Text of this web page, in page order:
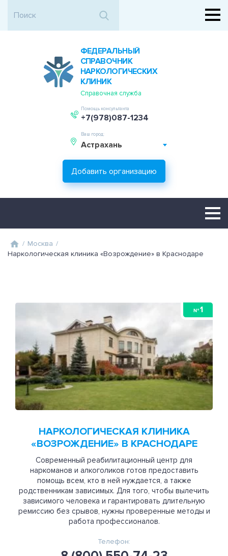
ФЕДЕРАЛЬНЫЙ
СПРАВОЧНИК
НАРКОЛОГИЧЕСКИХ
КЛИНИК
Справочная служба
Помощь консультанта
+7(978)087-1234
Ваш город:
Астрахань
Добавить организацию
/ Москва /
Наркологическая клиника «Возрождение» в Краснодаре
№ 1
НАРКОЛОГИЧЕСКАЯ КЛИНИКА
«ВОЗРОЖДЕНИЕ» В КРАСНОДАРЕ
Современный реабилитационный центр для
наркоманов и алкоголиков готов предоставить
помощь всем, кто в ней нуждается, а также
родственникам зависимых. Для того, чтобы вылечить
зависимого человека и гарантировать длительную
ремиссию без срывов, нужны проверенные методы и
работа профессионалов.
Телефон: